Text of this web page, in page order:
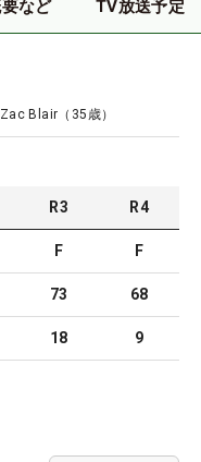
など TV放送予定
Zac Blair （ 35 歳）
R3 R4
F F
73 68
18 9